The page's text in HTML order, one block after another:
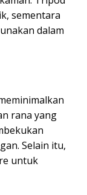
sementara
dalam
rana yang
Selain itu,
untuk